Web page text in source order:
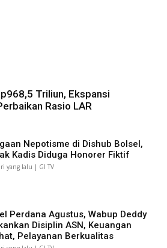
Triliun, Ekspansi
Rasio LAR
Nepotisme di Dishub Bolsel,
Kadis Diduga Honorer Fiktif
yang lalu | GI TV
Perdana Agustus, Wabup Deddy
Disiplin ASN, Keuangan
Pelayanan Berkualitas